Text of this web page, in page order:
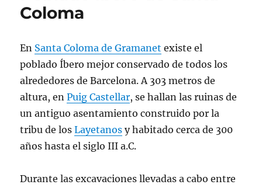
Coloma
En Santa Coloma de Gramanet existe el
poblado Íbero mejor conservado de todos los
alrededores de Barcelona. A 303 metros de
altura, enPuig Castellar, se hallan las ruinas de
un antiguo asentamiento construido por la
tribu de losLayetanos y habitado cerca de 300
años hasta el siglo III a.C.
Durante las excavaciones llevadas a cabo entre